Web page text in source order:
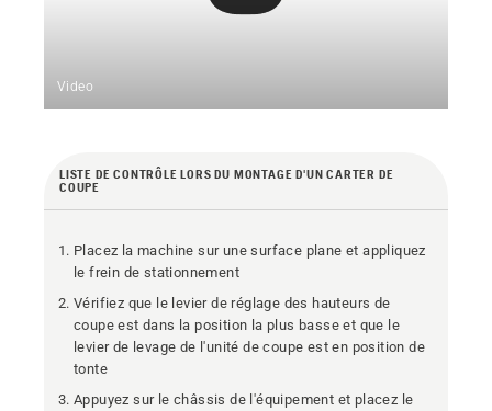
Video
LISTE DE CONTRÔLE LORS DU MONTAGE D'UN CARTER DE
COUPE
Placez la machine sur une surface plane et appliquez
le frein de stationnement
Vérifiez que le levier de réglage des hauteurs de
coupe est dans la position la plus basse et que le
levier de levage de l'unité de coupe est en position de
tonte
Appuyez sur le châssis de l'équipement et placez le